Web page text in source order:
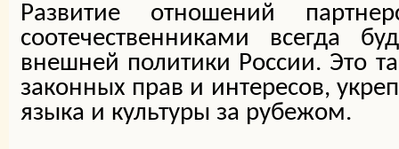
Развитие отношений
соотечественниками всегда
внешней политики России. Это
законных прав и интересов,
языка и культуры за рубежом.